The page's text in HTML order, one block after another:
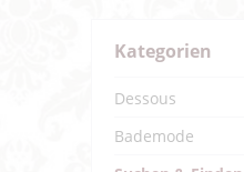
Kategorien
Dessous
Bademode